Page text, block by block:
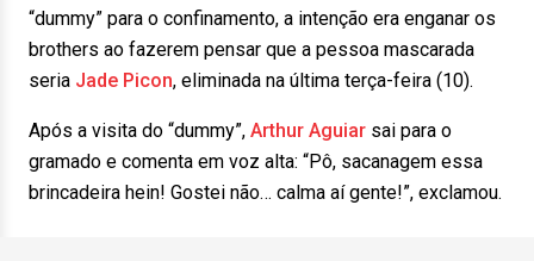
“dummy” para o confinamento, a intenção era enganar os
brothers ao fazerem pensar que a pessoa mascarada
seria Jade Picon, eliminada na última terça-feira (10).
Após a visita do “dummy”, Arthur Aguiar sai para o
gramado e comenta em voz alta: “Pô, sacanagem essa
brincadeira hein! Gostei não… calma aí gente!”, exclamou.